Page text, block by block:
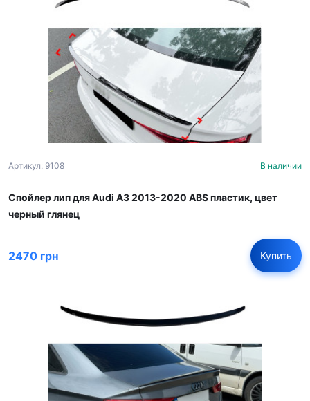
Артикул: 9108 В наличии
Спойлер лип для Audi A3 2013-2020 ABS пластик, цвет
черный глянец
2470 грн Купить